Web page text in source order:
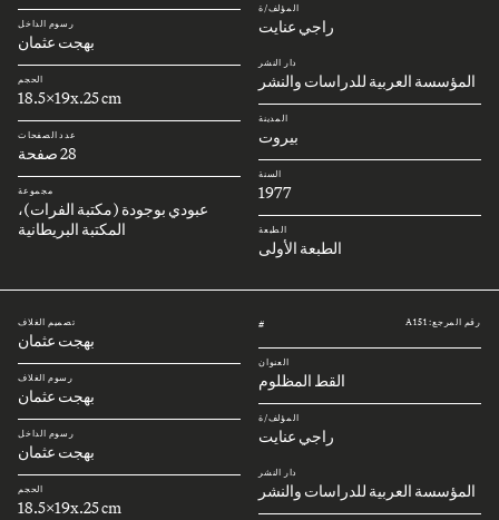
المؤلف/ة
راجي عنايت
دار النشر
المؤسسة العربية للدراسات والنشر
المدينة
بيروت
السنة
1977
الطبعة
الطبعة الأولى
رسوم الداخل
بهجت عثمان
الحجم
18.5x19x.25 cm
عدد الصفحات
28 صفحة
مجموعة
عبودي بوجودة (مكتبة الفرات)،
المكتبة البريطانية
رقم المرجع: A151 #
العنوان
القط المظلوم
المؤلف/ة
راجي عنايت
دار النشر
المؤسسة العربية للدراسات والنشر
تصميم الغلاف
بهجت عثمان
رسوم الغلاف
بهجت عثمان
رسوم الداخل
بهجت عثمان
الحجم
18.5x19x.25 cm